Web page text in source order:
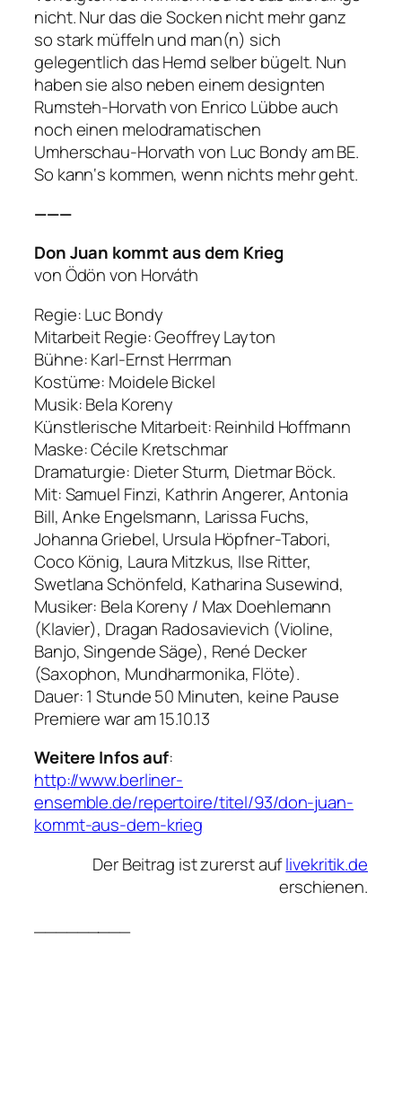
nicht. Nur das die Socken nicht mehr ganz
so stark müffeln und man(n) sich
gelegentlich das Hemd selber bügelt. Nun
haben sie also neben einem designten
Rumsteh-Horvath von Enrico Lübbe auch
noch einen melodramatischen
Umherschau-Horvath von Luc Bondy am BE.
So kann‘s kommen, wenn nichts mehr geht.
———
Don Juan kommt aus dem Krieg
von Ödön von Horváth
Regie: Luc Bondy
Mitarbeit Regie: Geoffrey Layton
Bühne: Karl-Ernst Herrman
Kostüme: Moidele Bickel
Musik: Bela Koreny
Künstlerische Mitarbeit: Reinhild Hoffmann
Maske: Cécile Kretschmar
Dramaturgie: Dieter Sturm, Dietmar Böck.
Mit: Samuel Finzi, Kathrin Angerer, Antonia
Bill, Anke Engelsmann, Larissa Fuchs,
Johanna Griebel, Ursula Höpfner-Tabori,
Coco König, Laura Mitzkus, Ilse Ritter,
Swetlana Schönfeld, Katharina Susewind,
Musiker: Bela Koreny / Max Doehlemann
(Klavier), Dragan Radosavievich (Violine,
Banjo, Singende Säge), René Decker
(Saxophon, Mundharmonika, Flöte).
Dauer: 1 Stunde 50 Minuten, keine Pause
Premiere war am 15.10.13
Weitere Infos auf:
http://www.berliner-
ensemble.de/repertoire/titel/93/don-juan-
kommt-aus-dem-krieg
Der Beitrag ist zurerst auflivekritik.de
erschienen.
_________